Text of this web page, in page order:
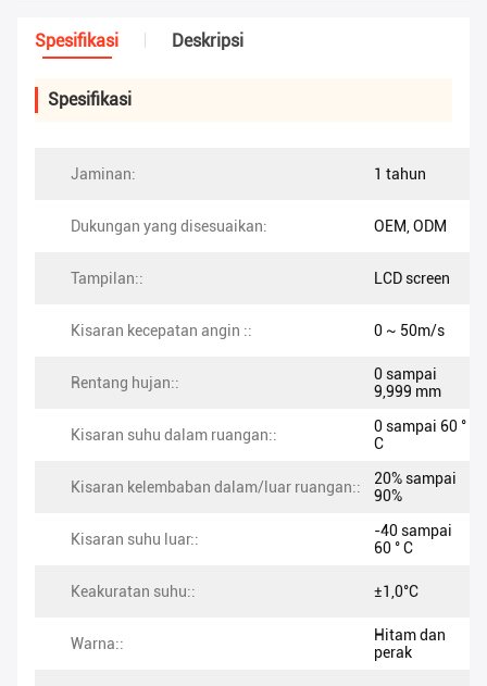
Spesifikasi Deskripsi
Spesifikasi
Jaminan: 1 tahun
Dukungan yang disesuaikan: OEM, ODM
Tampilan:: LCD screen
Kisaran kecepatan angin :: 0 ~ 50m/s
Rentang hujan::
0 sampai
9,999 mm
Kisaran suhu dalam ruangan::
0 sampai 60 °
C
Kisaran kelembaban dalam/luar ruangan::
20% sampai
90%
Kisaran suhu luar::
-40 sampai
60 ° C
Keakuratan suhu:: ±1,0°C
Warna::
Hitam dan
perak